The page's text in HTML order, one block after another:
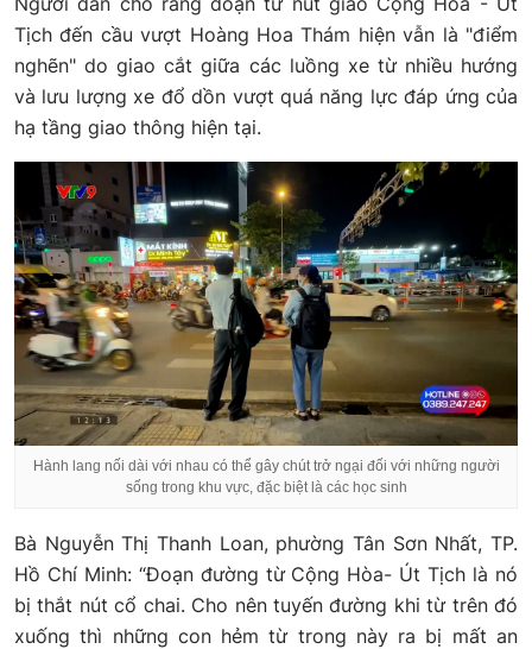
Tịch đến cầu vượt Hoàng Hoa Thám hiện vẫn là "điểm
nghẽn" do giao cắt giữa các luồng xe từ nhiều hướng
và lưu lượng xe đổ dồn vượt quá năng lực đáp ứng của
hạ tầng giao thông hiện tại.
Hành lang nối dài với nhau có thể gây chút trở ngại đối với những người
sống trong khu vực, đặc biệt là các học sinh
Bà Nguyễn Thị Thanh Loan, phường Tân Sơn Nhất, TP.
Hồ Chí Minh: “Đoạn đường từ Cộng Hòa- Út Tịch là nó
bị thắt nút cổ chai. Cho nên tuyến đường khi từ trên đó
xuống thì những con hẻm từ trong này ra bị mất an